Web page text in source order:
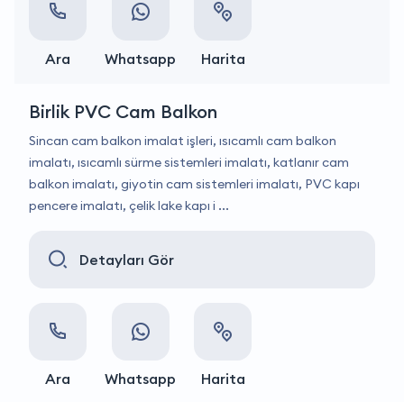
Ara Whatsapp Harita
Birlik PVC Cam Balkon
Sincan cam balkon imalat işleri, ısıcamlı cam balkon
imalatı, ısıcamlı sürme sistemleri imalatı, katlanır cam
balkon imalatı, giyotin cam sistemleri imalatı, PVC kapı
pencere imalatı, çelik lake kapı i ...
Detayları Gör
Ara Whatsapp Harita